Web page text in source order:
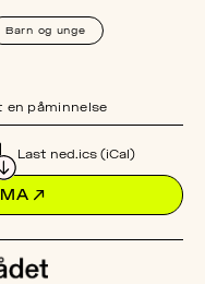
Barn og unge
en påminnelse
Last ned.ics (iCal)
↗